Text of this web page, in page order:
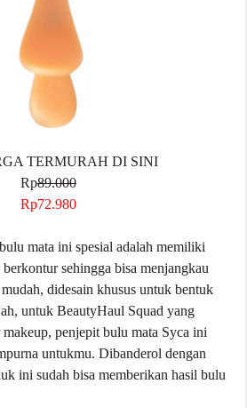
TERMURAH DI SINI
Rp89.000
Rp72.980
mata ini spesial adalah memiliki
sehingga bisa menjangkau
didesain khusus untuk bentuk
untuk BeautyHaul Squad yang
penjepit bulu mata Syca ini
untukmu. Dibanderol dengan
ini sudah bisa memberikan hasil bulu